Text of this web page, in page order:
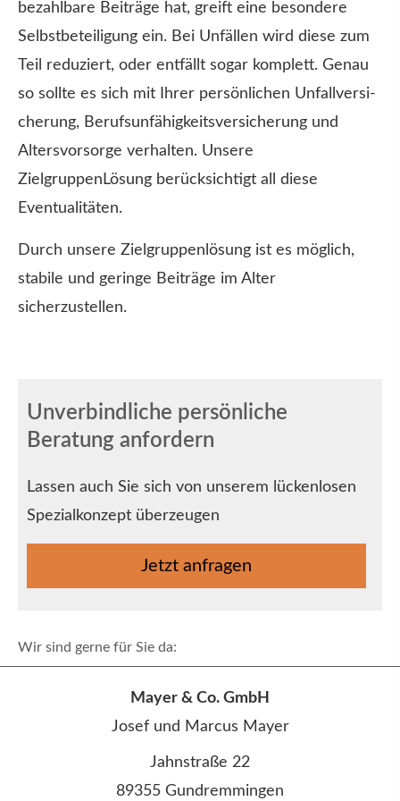
bezahlbare Beiträge hat, greift eine besondere
Selbstbeteiligung ein. Bei Unfällen wird diese zum
Teil reduziert, oder entfällt sogar komplett. Genau
so sollte es sich mit Ihrer persönlichen Unfall­ver­si­
che­rung, Berufs­unfähig­keitsversicherung und
Alters­vorsorge verhalten. Unsere
ZielgruppenLösung berücksichtigt all diese
Eventualitäten.
Durch unsere Zielgruppenlösung ist es möglich,
stabile und geringe Beiträge im Alter
sicherzustellen.
Unverbindliche persönliche
Beratung anfordern
Lassen auch Sie sich von unserem lückenlosen
Spezialkonzept überzeugen
Jetzt anfragen
Wir sind gerne für Sie da:
Mayer & Co. GmbH
Josef und Marcus Mayer
Jahnstraße 22
89355 Gundremmingen